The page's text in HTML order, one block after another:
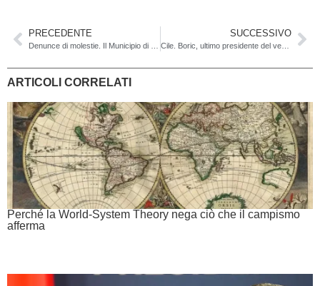
PRECEDENTE SUCCESSIVO
Cile. Boric, ultimo presidente del vecchio o primo presidente del nuovo?
ARTICOLI CORRELATI
Perché la World-System Theory nega ciò che il campismo
afferma